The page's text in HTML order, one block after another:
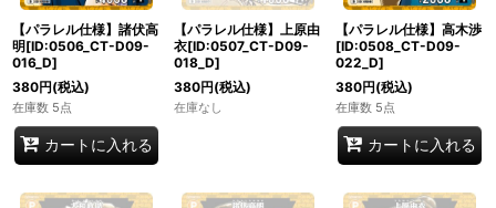
【パラレル仕様】諸伏高
明[ID:0506_CT-D09-
016_D]
380円(税込)
在庫数 5点
カートに入れる
【パラレル仕様】上原由
衣[ID:0507_CT-D09-
018_D]
380円(税込)
在庫なし
【パラレル仕様】高木渉
[ID:0508_CT-D09-
022_D]
380円(税込)
在庫数 5点
カートに入れる